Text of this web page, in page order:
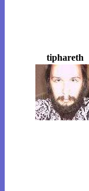
tiphareth